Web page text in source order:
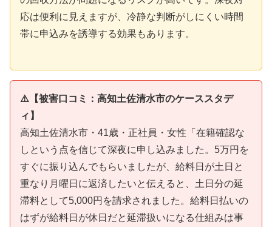
応は便利に見えますが、冷静な判断がしにくい時間
帯に申込みを誘導する効果もあります。
⚠️【被害口コミ：高知土佐清水市のケーススタデ
ィ】
高知土佐清水市・41歳・正社員・女性「在籍確認な
しという点を信じて深夜に申し込みました。5万円を
すぐに振り込んでもらいましたが、給料日が土日と
重なり月曜日に返済したいと伝えると、土日分の延
滞料として5,000円を請求されました。給料日払いの
はずが給料日が休日だと延滞扱いになる仕組みは事